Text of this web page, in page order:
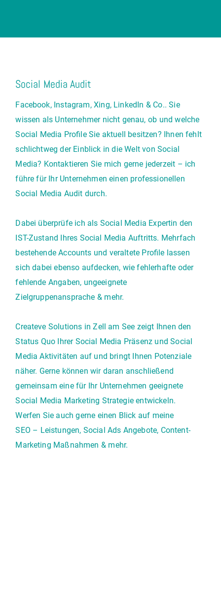
Social Media Audit
Facebook, Instagram, Xing, LinkedIn & Co.. Sie
wissen als Unternehmer nicht genau, ob und welche
Social Media Profile Sie aktuell besitzen? Ihnen fehlt
schlichtweg der Einblick in die Welt von Social
Media? Kontaktieren Sie mich gerne jederzeit – ich
führe für Ihr Unternehmen einen professionellen
Social Media Audit durch.
Dabei überprüfe ich als Social Media Expertin den
IST-Zustand Ihres Social Media Auftritts. Mehrfach
bestehende Accounts und veraltete Profile lassen
sich dabei ebenso aufdecken, wie fehlerhafte oder
fehlende Angaben, ungeeignete
Zielgruppenansprache & mehr.
Createve Solutions in Zell am See zeigt Ihnen den
Status Quo Ihrer Social Media Präsenz und Social
Media Aktivitäten auf und bringt Ihnen Potenziale
näher. Gerne können wir daran anschließend
gemeinsam eine für Ihr Unternehmen geeignete
Social Media Marketing Strategie entwickeln.
Werfen Sie auch gerne einen Blick auf meine
SEO – Leistungen, Social Ads Angebote, Content-
Marketing Maßnahmen & mehr.